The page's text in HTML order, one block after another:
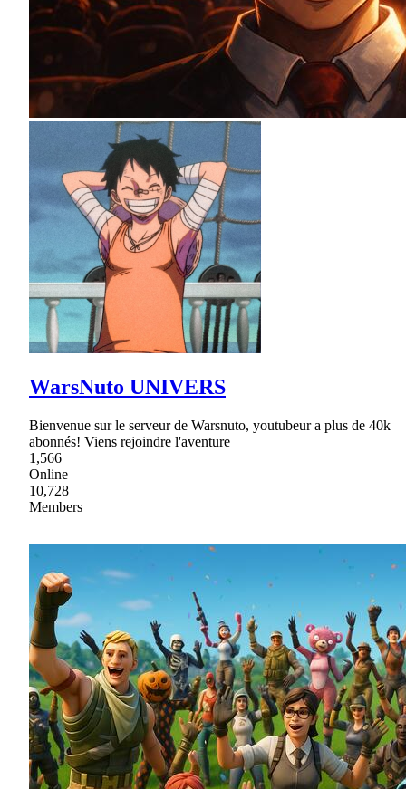
WarsNuto UNIVERS
Bienvenue sur le serveur de Warsnuto, youtubeur a plus de 40k
abonnés! Viens rejoindre l'aventure
1,566
Online
10,728
Members